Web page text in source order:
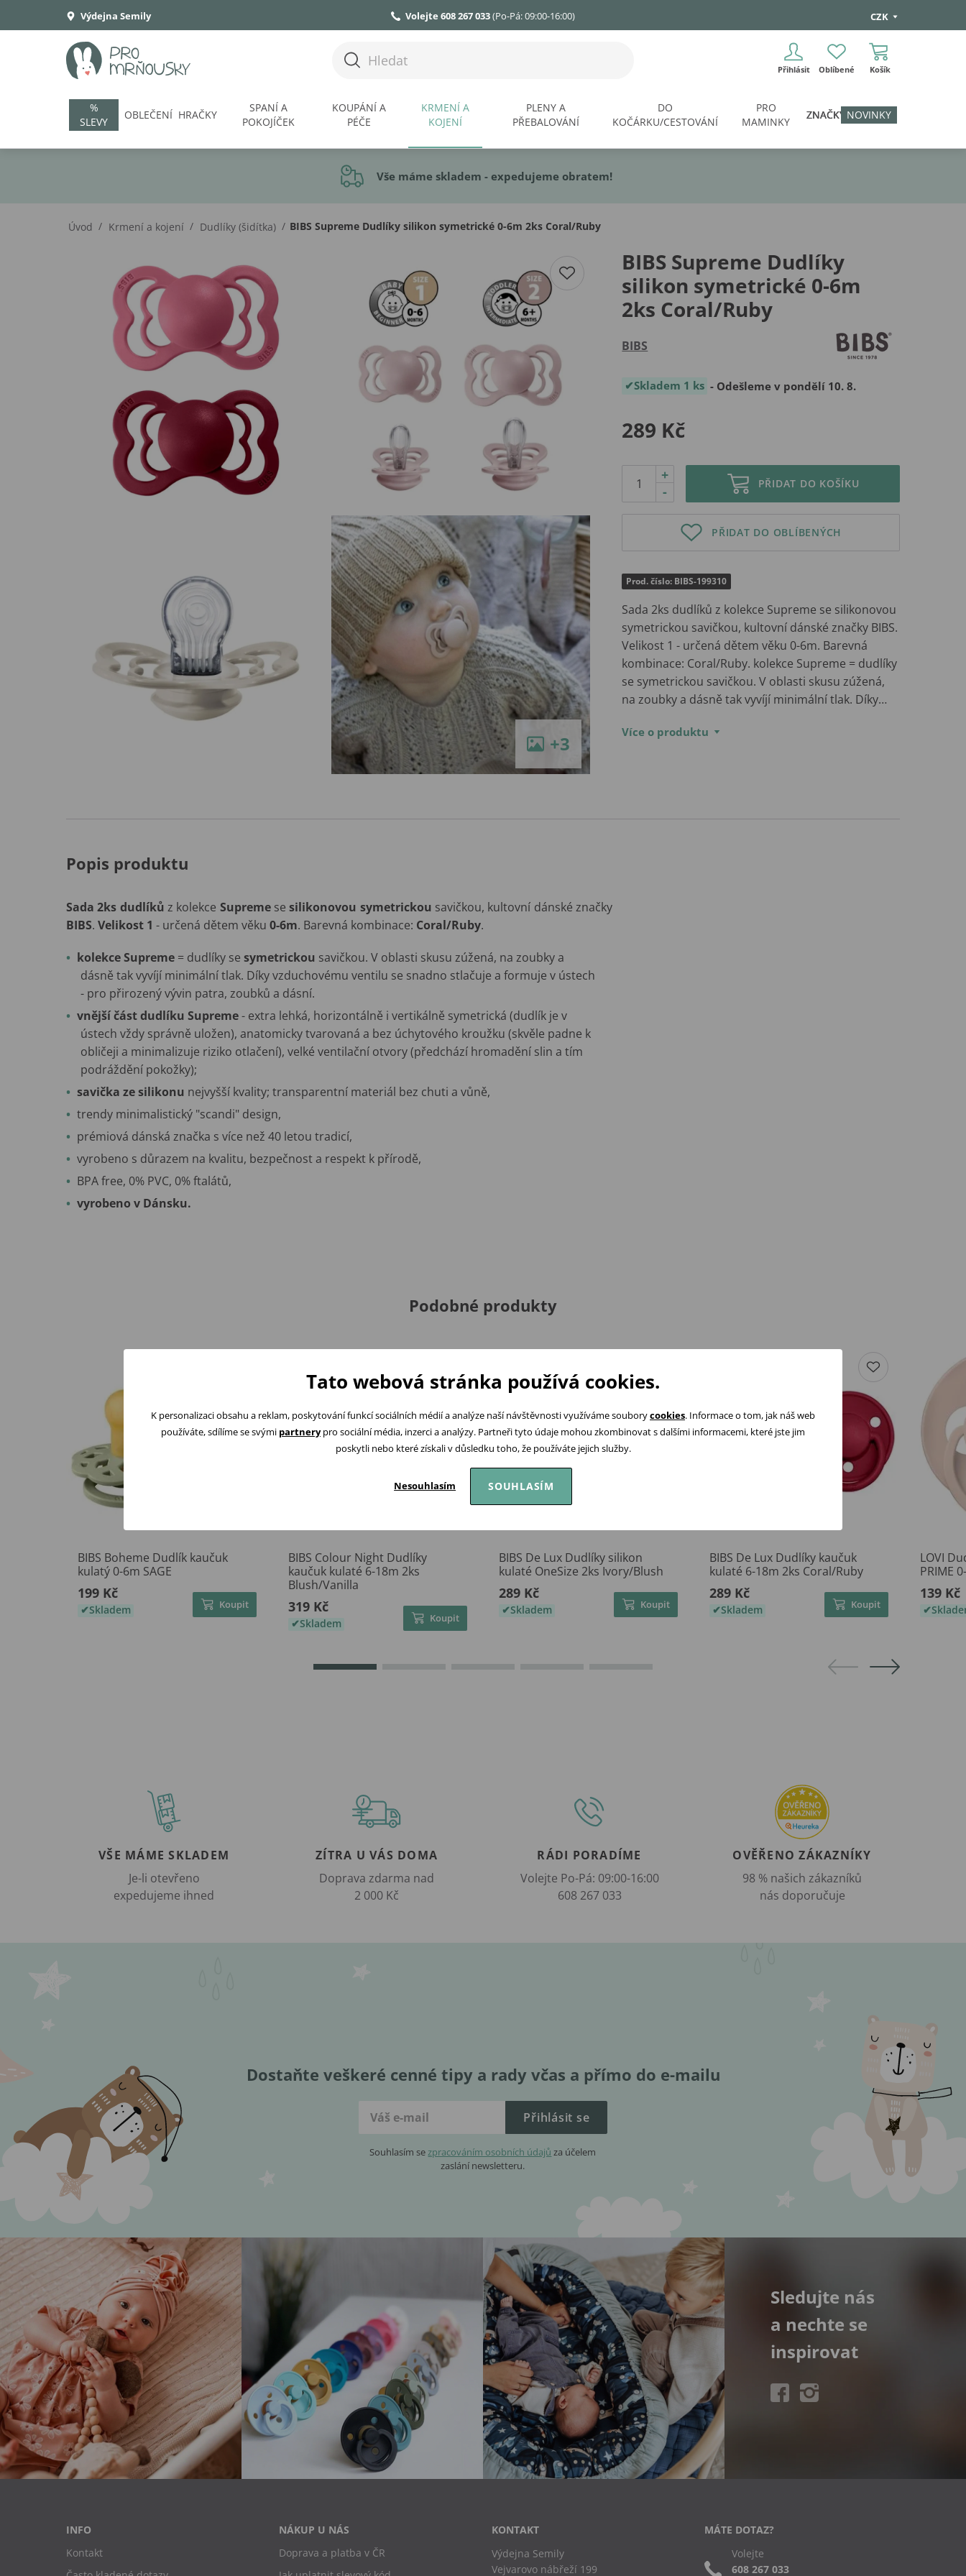
Výdejna Semily Volejte 608 267 033(Po-Pá: 09:00-16:00) CZK
Přihlásit Oblíbené Košík
%
SLEVY
OBLEČENÍ HRAČKY
SPANÍ A
POKOJÍČEK
KOUPÁNÍ A
PÉČE
KRMENÍ A
KOJENÍ
PLENY A
PŘEBALOVÁNÍ
DO
KOČÁRKU/CESTOVÁNÍ
PRO
MAMINKY
ZNAČKY NOVINKY
Vše máme skladem - expedujeme obratem!
Úvod / Krmení a kojení / Dudlíky (šidítka) / BIBS Supreme Dudlíky silikon symetrické 0-6m 2ks Coral/Ruby
BIBS Supreme Dudlíky
silikon symetrické 0-6m
2ks Coral/Ruby
BIBS
Skladem 1 ks - Odešleme v pondělí 10. 8.
289 Kč
-
+
PŘIDAT DO KOŠÍKU
PŘIDAT DO OBLÍBENÝCH
Prod. číslo: BIBS-199310
Sada 2ks dudlíků z kolekce Supreme se silikonovou
symetrickou savičkou, kultovní dánské značky BIBS.
Velikost 1 - určená dětem věku 0-6m. Barevná
kombinace: Coral/Ruby. kolekce Supreme = dudlíky
se symetrickou savičkou. V oblasti skusu zúžená,
na zoubky a dásně tak vyvíjí minimální tlak. Díky…
Více o produktu
+3
Popis produktu
Sada 2ks dudlíků z kolekce Supremesesilikonovou symetrickou savičkou, kultovní dánské značky
BIBS. Velikost 1 - určená dětem věku 0-6m. Barevná kombinace: Coral/Ruby.
kolekce Supreme = dudlíky se symetrickou savičkou. V oblasti skusu zúžená, na zoubky a
dásně tak vyvíjí minimální tlak. Díky vzduchovému ventilu se snadno stlačuje a formuje v ústech
- pro přirozený vývin patra, zoubků a dásní.
vnější část dudlíku Supreme- extra lehká, horizontálně i vertikálně symetrická (dudlík je v
ústech vždy správně uložen), anatomicky tvarovaná a bez úchytového kroužku (skvěle padne k
obličeji a minimalizuje riziko otlačení), velké ventilační otvory (předchází hromadění slin a tím
podráždění pokožky);
savička ze silikonu nejvyšší kvality; transparentní materiál bez chuti a vůně,
trendy minimalistický "scandi" design,
prémiová dánská značka s více než 40 letou tradicí,
vyrobeno s důrazem na kvalitu, bezpečnost a respekt k přírodě,
BPA free, 0% PVC, 0% ftalátů,
vyrobeno v Dánsku.
Podobné produkty
BIBS Boheme Dudlík kaučuk
kulatý 0-6m SAGE
199 Kč
Skladem Koupit
BIBS Colour Night Dudlíky
kaučuk kulaté 6-18m 2ks
Blush/Vanilla
319 Kč
Skladem Koupit
BIBS De Lux Dudlíky silikon
kulaté OneSize 2ks Ivory/Blush
289 Kč
Skladem Koupit
BIBS De Lux Dudlíky kaučuk
kulaté 6-18m 2ks Coral/Ruby
289 Kč
Skladem Koupit
LOVI
PRIME
139 Kč
VŠE MÁME SKLADEM
Je-li otevřeno
expedujeme ihned
ZÍTRA U VÁS DOMA
Doprava zdarma nad
2 000 Kč
RÁDI PORADÍME
Volejte Po-Pá: 09:00-16:00
608 267 033
OVĚŘENO ZÁKAZNÍKY
98 % našich zákazníků
nás doporučuje
Dostaňte veškeré cenné tipy a rady včas a přímo do e-mailu
Přihlásit se
Souhlasím se zpracováním osobních údajů za účelem
zaslání newsletteru.
Sledujte nás
a nechte se
inspirovat
INFO
Kontakt
NÁKUP U NÁS
Doprava a platba v ČR
KONTAKT
Výdejna Semily
Vejvarovo nábřeží 199
MÁTE DOTAZ?
Volejte
608 267 033
Tato webová stránka používá cookies.
K personalizaci obsahu a reklam, poskytování funkcí sociálních médií a analýze naší návštěvnosti využíváme souborycookies. Informace o tom, jak náš web
používáte, sdílíme se svými partnerypro sociální média, inzerci a analýzy. Partneři tyto údaje mohou zkombinovat s dalšími informacemi, které jste jim
poskytli nebo které získali v důsledku toho, že používáte jejich služby.
Nesouhlasím SOUHLASÍM